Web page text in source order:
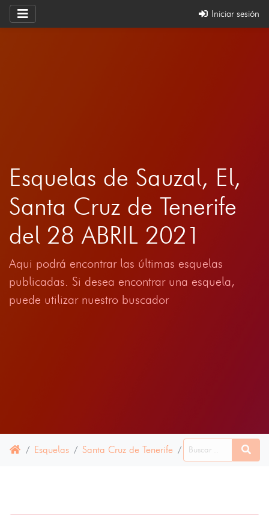
Iniciar sesión
Esquelas de Sauzal, El,
Santa Cruz de Tenerife
del 28 ABRIL 2021
Aqui podrá encontrar las últimas esquelas
publicadas. Si desea encontrar una esquela,
puede utilizar nuestro buscador
Esquelas Santa Cruz de Tenerife Sauzal, El 28